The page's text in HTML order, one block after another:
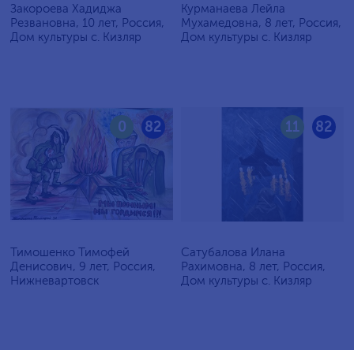
Закороева Хадиджа
Резвановна, 10 лет, Россия,
Дом культуры с. Кизляр
Курманаева Лейла
Мухамедовна, 8 лет, Россия,
Дом культуры с. Кизляр
82
0
Тимошенко Тимофей
Денисович, 9 лет, Россия,
Нижневартовск
82
11
Сатубалова Илана
Рахимовна, 8 лет, Россия,
Дом культуры с. Кизляр